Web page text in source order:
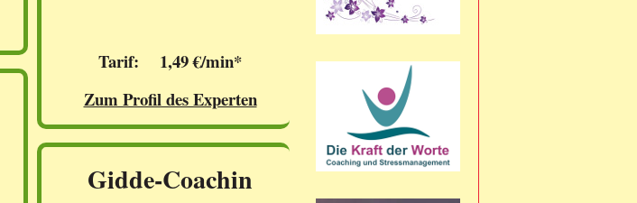
Tarif: 1,49 €/min*
Zum Profil des Experten
Gidde-Coachin